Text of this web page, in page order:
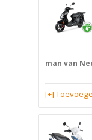
man van
[+]